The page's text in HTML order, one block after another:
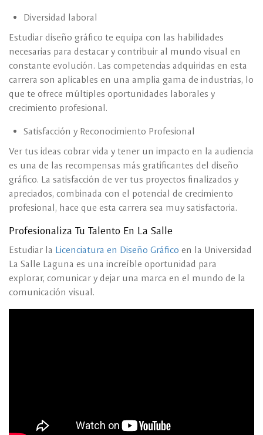
Diversidad laboral
Estudiar diseño gráfico te equipa con las habilidades
necesarias para destacar y contribuir al mundo visual en
constante evolución. Las competencias adquiridas en esta
carrera son aplicables en una amplia gama de industrias, lo
que te ofrece múltiples oportunidades laborales y
crecimiento profesional.
Satisfacción y Reconocimiento Profesional
Ver tus ideas cobrar vida y tener un impacto en la audiencia
es una de las recompensas más gratificantes del diseño
gráfico. La satisfacción de ver tus proyectos finalizados y
apreciados, combinada con el potencial de crecimiento
profesional, hace que esta carrera sea muy satisfactoria.
Profesionaliza Tu Talento En La Salle
Estudiar la Licenciatura en Diseño Gráfico en la Universidad
La Salle Laguna es una increíble oportunidad para
explorar, comunicar y dejar una marca en el mundo de la
comunicación visual.